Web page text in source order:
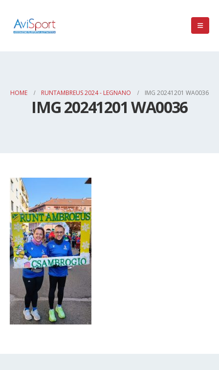
HOME RUNTAMBREUS 2024 - LEGNANO IMG 20241201 WA0036
IMG 20241201 WA0036